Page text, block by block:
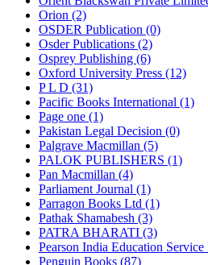
Orion (2)
OSDER Publication (0)
Osder Publications (2)
Osprey Publishing (6)
Oxford University Press (12)
P L D (31)
Pacific Books International (1)
Page one (1)
Pakistan Legal Decision (0)
Palgrave Macmillan (5)
PALOK PUBLISHERS (1)
Pan Macmillan (4)
Parliament Journal (1)
Parragon Books Ltd (1)
Pathak Shamabesh (3)
PATRA BHARATI (3)
Pearson India Education
Penguin Books (87)